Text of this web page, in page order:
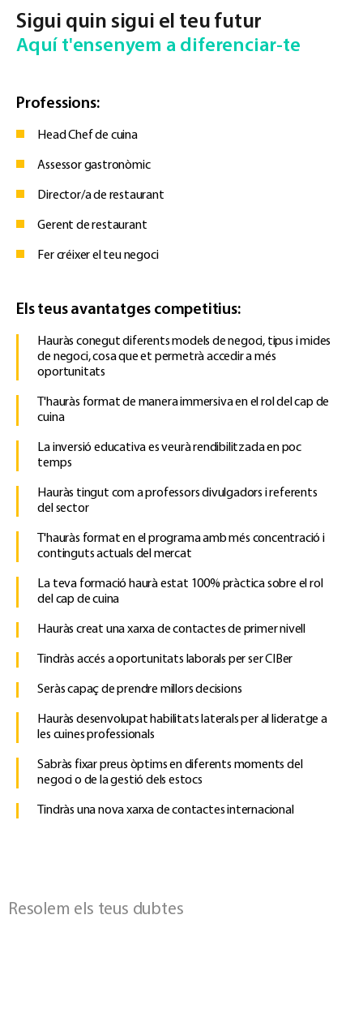
Sigui quin sigui el teu futur
Aquí t'ensenyem a diferenciar-te
Professions:
Head Chef de cuina
Assessor gastronòmic
Director/a de restaurant
Gerent de restaurant
Fer créixer el teu negoci
Els teus avantatges competitius:
Hauràs conegut diferents models de negoci, tipus i mides
de negoci, cosa que et permetrà accedir a més
oportunitats
T'hauràs format de manera immersiva en el rol del cap de
cuina
La inversió educativa es veurà rendibilitzada en poc
temps
Hauràs tingut com a professors divulgadors i referents
del sector
T'hauràs format en el programa amb més concentració i
continguts actuals del mercat
La teva formació haurà estat 100% pràctica sobre el rol
del cap de cuina
Hauràs creat una xarxa de contactes de primer nivell
Tindràs accés a oportunitats laborals per ser CIBer
Seràs capaç de prendre millors decisions
Hauràs desenvolupat habilitats laterals per al lideratge a
les cuines professionals
Sabràs fixar preus òptims en diferents moments del
negoci o de la gestió dels estocs
Tindràs una nova xarxa de contactes internacional
Resolem els teus dubtes